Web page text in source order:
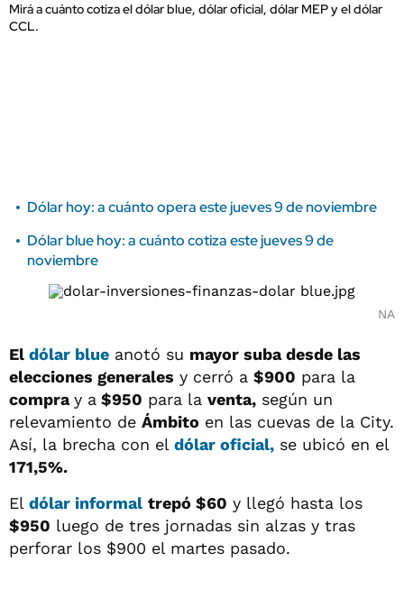
Mirá a cuánto cotiza el dólar blue, dólar oficial, dólar MEP y el dólar
CCL.
Dólar hoy: a cuánto opera este jueves 9 de noviembre
Dólar blue hoy: a cuánto cotiza este jueves 9 de
noviembre
NA
El dólar blue anotó su mayor suba desde las
elecciones generales y cerró a $900 para la
compray a $950 para la venta, según un
relevamiento de Ámbito en las cuevas de la City.
Así, la brecha con el dólar oficial, se ubicó en el
171,5%.
El dólar informal trepó $60 y llegó hasta los
$950 luego de tres jornadas sin alzas y tras
perforar los $900 el martes pasado.